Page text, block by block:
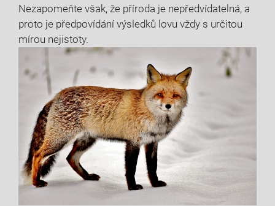
Nezapomeňte však, že příroda je nepředvídatelná, a
proto je předpovídání výsledků lovu vždy s určitou
mírou nejistoty.